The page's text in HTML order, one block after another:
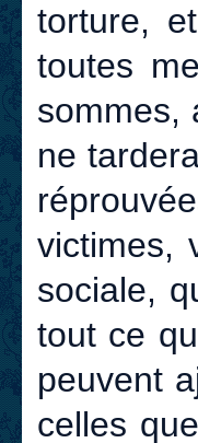
torture,
toutes
sommes,
ne
victimes,
sociale,
tout ce
peuvent
celles